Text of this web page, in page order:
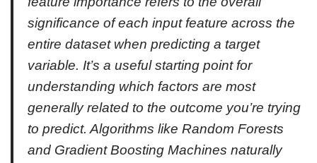
significance of each input feature across the
entire dataset when predicting a target
variable. It’s a useful starting point for
understanding which factors are most
generally related to the outcome you’re trying
to predict. Algorithms like Random Forests
and Gradient Boosting Machines naturally